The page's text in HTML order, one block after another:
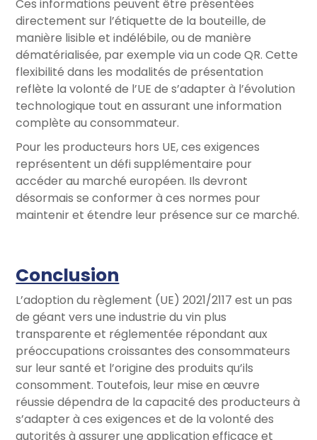
Ces informations peuvent être présentées
directement sur l’étiquette de la bouteille, de
manière lisible et indélébile, ou de manière
dématérialisée, par exemple via un code QR. Cette
flexibilité dans les modalités de présentation
reflète la volonté de l’UE de s’adapter à l’évolution
technologique tout en assurant une information
complète au consommateur.
Pour les producteurs hors UE, ces exigences
représentent un défi supplémentaire pour
accéder au marché européen. Ils devront
désormais se conformer à ces normes pour
maintenir et étendre leur présence sur ce marché.
Conclusion
L’adoption du règlement (UE) 2021/2117 est un pas
de géant vers une industrie du vin plus
transparente et réglementée répondant aux
préoccupations croissantes des consommateurs
sur leur santé et l’origine des produits qu’ils
consomment. Toutefois, leur mise en œuvre
réussie dépendra de la capacité des producteurs à
s’adapter à ces exigences et de la volonté des
autorités à assurer une application efficace et